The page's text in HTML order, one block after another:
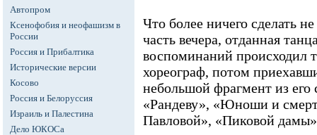
Автопром
Ксенофобия и неофашизм в
России
Россия и Прибалтика
Исторические версии
Косово
Россия и Белоруссия
Израиль и Палестина
Дело ЮКОСа
Что более ничего сделать
часть вечера, отданная
воспоминаний происходил
хореограф, потом
небольшой фрагмент из
«Рандеву», «Юноши и
Павловой», «Пиковой